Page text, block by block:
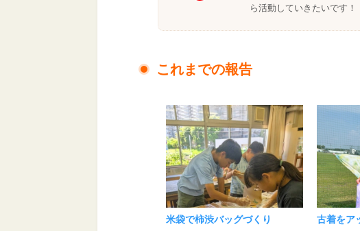
ら活動していきたいです！
これまでの報告
米袋で柿渋バッグづくり 古着をア